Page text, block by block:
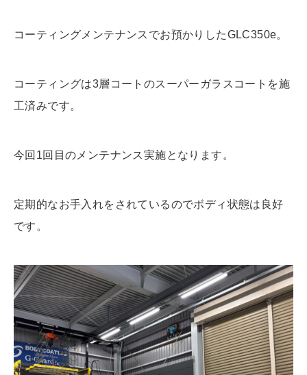
コーティングメンテナンスでお預かりしたGLC350e。
コーティングは3層コートのスーパーガラスコートを施
工済みです。
今回1回目のメンテナンス実施となります。
定期的なお手入れをされているのでボディ状態は良好
です。